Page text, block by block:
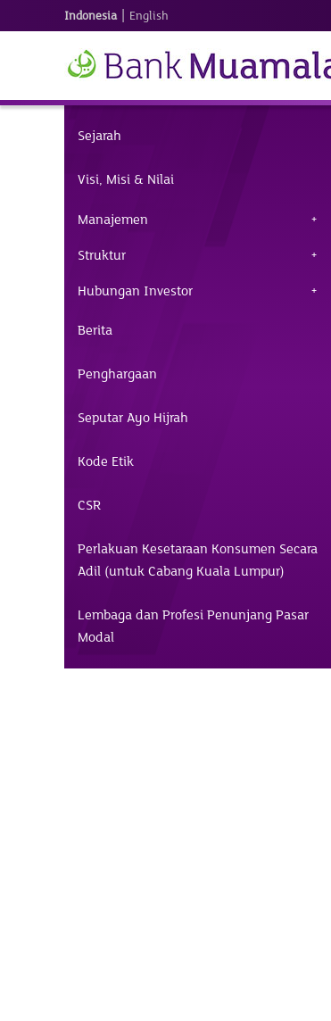
Indonesia | English
Sejarah
Visi, Misi & Nilai
Manajemen
Struktur
Hubungan Investor
Berita
Penghargaan
Seputar Ayo Hijrah
Kode Etik
CSR
Perlakuan Kesetaraan Konsumen Secara
Adil (untuk Cabang Kuala Lumpur)
Lembaga dan Profesi Penunjang Pasar
Modal